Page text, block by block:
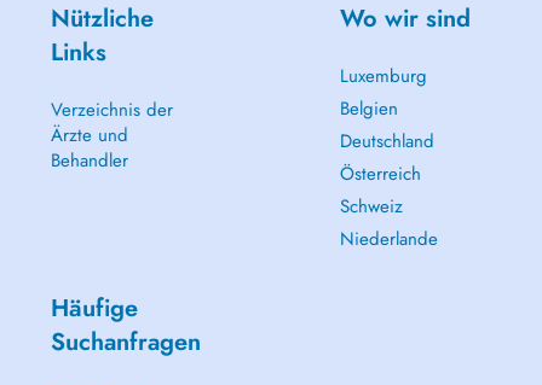
Nützliche
Links
Verzeichnis der
Ärzte und
Behandler
Wo wir sind
Luxemburg
Belgien
Deutschland
Österreich
Schweiz
Niederlande
Häufige
Suchanfragen